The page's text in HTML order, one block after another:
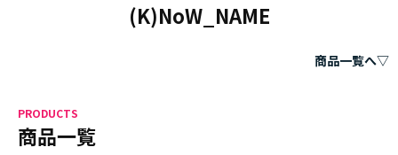
Dr.STONE STONE FES.2026
薬屋のひとりごと 夏の園遊会2026
(K)NoW_NAME
商品一覧へ▽
PRODUCTS
商品一覧